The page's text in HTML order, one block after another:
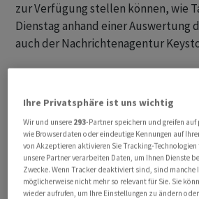
zur Verfügung stellen können, wie
Dienstag anhand einer Auswertung
auch der Nachrichtenagentur
verbilligte Prämien jährlich erhöht.
reduzierten hingegen nominal ihre
in den letzten zehn Jahren. Einige
laut Tamedia substanziell. In Bern
sich die Erhöhungen im Verhältnis
jedoch relativieren.
Ihre Privatsphäre ist uns wichtig
Wir und unsere 293-Partner speichern und greifen auf
wie Browserdaten oder eindeutige Kennungen auf
von Akzeptieren aktivieren Sie Tracking-
unsere Partner verarbeiten Daten, um Ihnen Dienste
Zwecke. Wenn Tracker deaktiviert sind, sind manche
möglicherweise nicht mehr so relevant für Sie. Sie
wieder aufrufen, um Ihre Einstellungen zu ändern